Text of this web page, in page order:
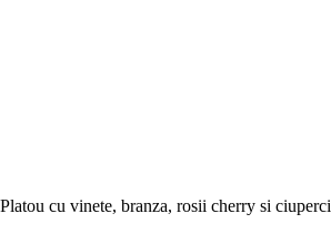
Platou cu vinete, branza, rosii cherry si ciuperci